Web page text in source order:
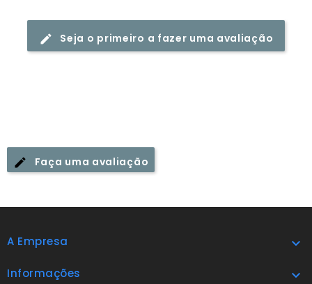
Seja o primeiro a fazer uma avaliação
Faça uma avaliação
A Empresa 
Informações 